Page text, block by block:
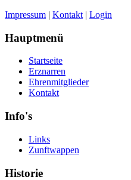
Impressum | Kontakt | Login
Hauptmenü
Startseite
Erznarren
Ehrenmitglieder
Kontakt
Info's
Links
Zunftwappen
Historie